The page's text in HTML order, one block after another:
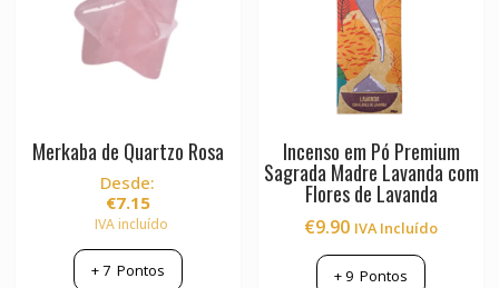
Merkaba de Quartzo Rosa
Desde:
€7.15
IVA incluído
+7Pontos
Incenso em Pó Premium
Sagrada Madre Lavanda com
Flores de Lavanda
€9.90 IVA Incluído
+9 Pontos